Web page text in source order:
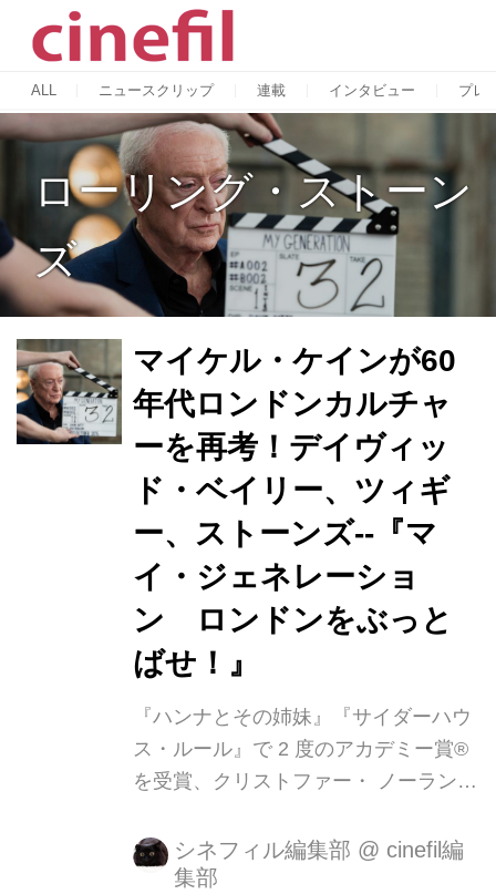
ALL ニュースクリップ 連載 インタビュー プレ
ローリング・ストーン
ズ
マイケル・ケインが60
年代ロンドンカルチャ
ーを再考！デイヴィッ
ド・ベイリー、ツィギ
ー、ストーンズ--『マ
イ・ジェネレーショ
ン ロンドンをぶっと
ばせ！』
『ハンナとその姉妹』『サイダーハウ
ス・ルール』で 2 度のアカデミー賞®
を受賞、クリストファー・ ノーランの
マン』など数多くの人気作品に出演し
ている英国を代表する名優マイケル・
シネフィル編集部 @ cinefil編
集部